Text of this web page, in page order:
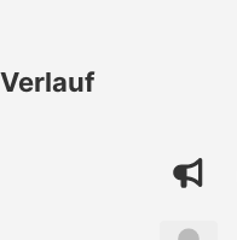
Verlauf